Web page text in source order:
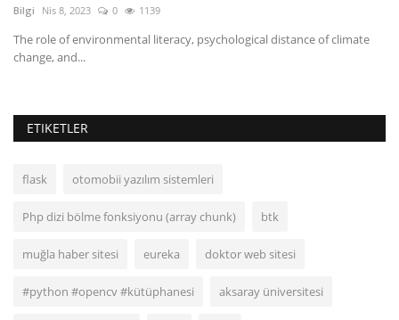
Bilgi Nis 8, 2023 0 1139
The role of environmental literacy, psychological distance of climate
change, and...
ETIKETLER
flask otomobii yazılım sistemleri
Php dizi bölme fonksiyonu (array chunk) btk
muğla haber sitesi eureka doktor web sitesi
#python #opencv #kütüphanesi aksaray üniversitesi